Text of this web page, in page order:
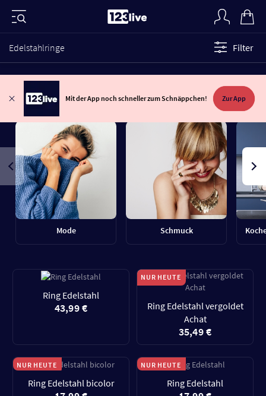
Edelstahlringe Filter
Mit der App noch schneller zum Schnäppchen! Zur App
Mode Schmuck
Ring Edelstahl
43,99 €
NUR HEUTE
Ring Edelstahl vergoldet
Achat
35,49 €
NUR HEUTE
Ring Edelstahl bicolor
NUR HEUTE
Ring Edelstahl